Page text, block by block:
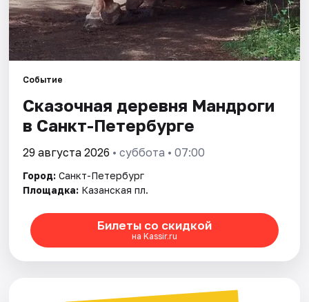
Событие
Сказочная деревня Мандроги
в Санкт-Петербурге
29 августа 2026 • суббота • 07:00
Город: Санкт-Петербург
Площадка: Казанская пл.
Билеты со скидкой
на Kassir.ru